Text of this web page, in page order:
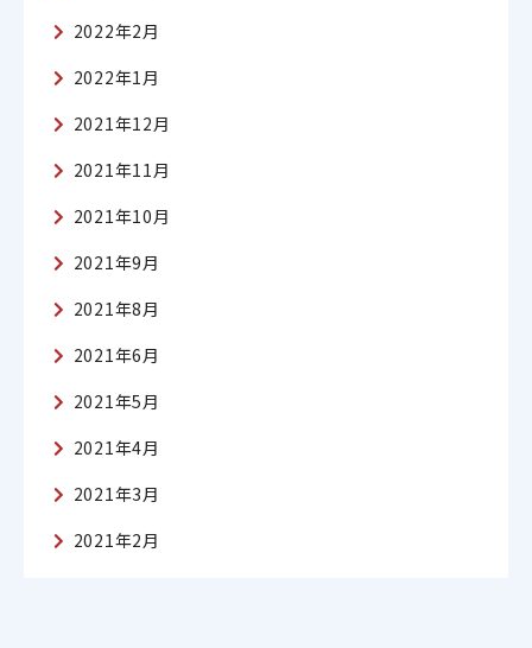
2022年2月
2022年1月
2021年12月
2021年11月
2021年10月
2021年9月
2021年8月
2021年6月
2021年5月
2021年4月
2021年3月
2021年2月